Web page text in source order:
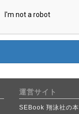
運営サイト
SEBook 翔泳社の本